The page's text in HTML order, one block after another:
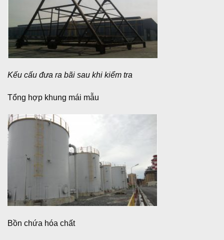
Kếu cấu đưa ra bãi sau khi kiểm tra
Tổng hợp khung mái mẫu
Bồn chứa hóa chất